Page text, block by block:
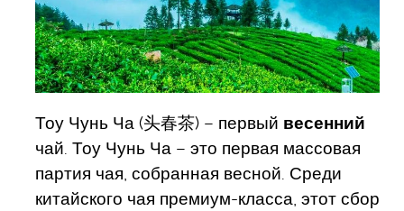
Тоу Чунь Ча (头春茶) – первый весенний
чай. Тоу Чунь Ча – это первая массовая
партия чая, собранная весной. Среди
китайского чая премиум-класса, этот сбор